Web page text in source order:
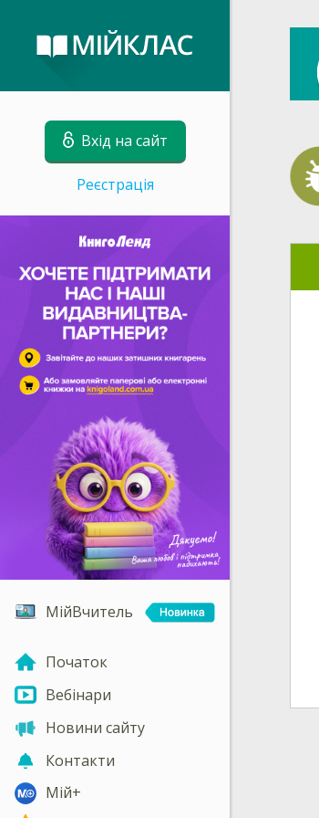
Вхід на сайт
Реєстрація
МійВчитель
Початок
Вебінари
Новини сайту
Контакти
Мій+